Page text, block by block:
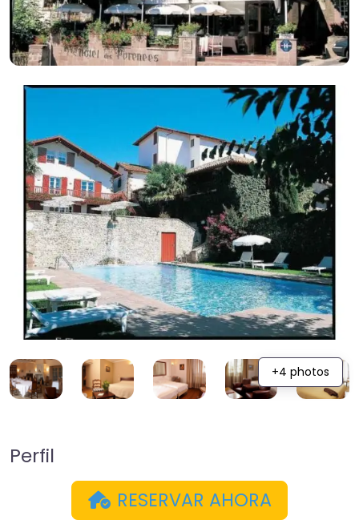
+4 photos
Perfil
RESERVAR AHORA